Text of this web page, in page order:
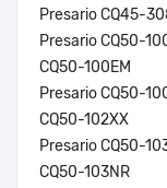
Presario CQ45-
Presario CQ50-
CQ50-100EM
Presario CQ50-
CQ50-102XX
Presario CQ50-
CQ50-103NR